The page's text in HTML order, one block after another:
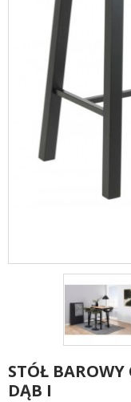
STÓŁ
DĄB I